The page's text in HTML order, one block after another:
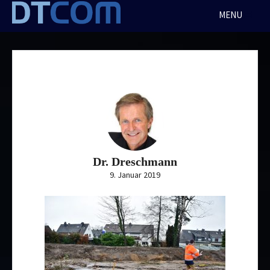
Skip
content
MENU
Dr. Dreschmann
9. Januar 2019